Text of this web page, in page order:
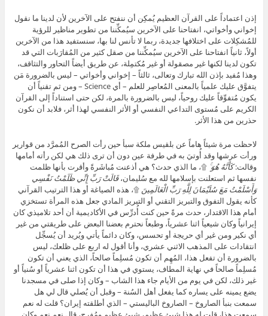
إذن اعتماداً على القرآن العظيم يُمكِن أن ننفتح على الآخرين لأن لدينا ما نقول
إخواني وأخواتي، انفتاحنا على الآخرين سيُمكِّننا من تطوير مناظير للرؤية
للمُشكِلات على اختلافها جديدة، ربما لا تأنس لنا بها، سنستفيد هذا من الآخرين
أولاً، ثانياً انفتاحنا على الآخرين سيُمكِّننا من صقل كثير من المُقارَبات التي قد
تكون لدينا لكنها غير مصقولة أو غير مُكتمِلة، عن طريق أيضاً التحاور والتثاقف،
وهذا مُفيد بإذن الله تبارك وتعالى، ثالثاً – إخواني وأخواتي – ليس بالضرورة مَن
يتفوَّق عليك علمياً بالمعنى المُعاصِر للعلم – أي Science – ومن ثم تقنياً أن
يكون مُتفوِّقاً عليك روحياً، ليس بالضرورة بالمرة، لكن حتى استناداً إلى القرآن
الكريم على مُستوى التداعي النفسي أو الأثر النفسي لهذا أثر، فلابد أن نكون
حذرين من هذا الأثر.
لاحظت مرة شيئاً هاماً عن بلقيس ملكة سبأ حين رأت الصرح المُمرَّد من قوارير
ورأت عرشها وقد أُوتيَ به في طرفة عين دون أن ترى ذلك هي لكن رأته أمامها
وقالت:كَأَنَّهُ هُوَ ۚ ۩، ما الذي حدث؟ هي أذعنت مُباشَرةً وأقرت بأنها ظلمت
نفسها ثم استعلنت بإسلامها لله مع سُليمان،قَالَتْ رَبِّ إِنِّي ظَلَمْتُ نَفْسِي
وَأَسْلَمْتُ مَعَ سُلَيْمَانَ لِلَّهِ رَبِّ الْعَالَمِينَ ۩، هذه الصياغة أو هذا الترتيب القرآني
كأنه يقول التفوق والتبريز التقني أو التبريز المادي جعل هذه المرأة تستخزي
أمام هذا الاقتدار، حدث مرةً حين كنت أُدرِّس في الأكاديمية أن أحد تلاميذي كان
إيرانياً وكان شيعياً اثنا عشرياً، وطبعاً نحترم بعضنا البعض على طريقتي من غير
أي نكير ومن غير أي حريجة أو تحسس، وكان دائماً يأتي ويُريد أن يُسجِّل
انتقادات على المذهب الاثني عشري، وأنا أقول له اربع على ظلعك، ليس
بالضرورة أن تفعل هذا، المُهِم أن تكون مُسلِماً صالحاً، الذي يعني أن تكون
مُسلِماً صالحاً في نهاية المطاف، يستوي في هذا أن تكون اثنا عشرياً أو سُنياً أو
غير ذلك، لكن في يوم من الأيام جاء هذا الشاب – وكان إذا صلى في مسجدنا
يضع يمينه على يساره كما يفعل أهل السُنة – وقبل أن يُصلي قال لي هل
سمعت بنبأ الصاروخ – الصاروخ الباليستي – الذي أطلقته إيران؟ قلت له نعم